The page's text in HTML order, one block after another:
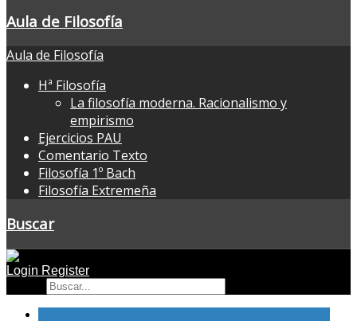
Aula de Filosofía
Aula de Filosofía
Hª Filosofía
La filosofía moderna. Racionalismo y
empirismo
Ejercicios PAU
Comentario Texto
Filosofía 1º Bach
Filosofía Extremeña
Buscar
Login Register